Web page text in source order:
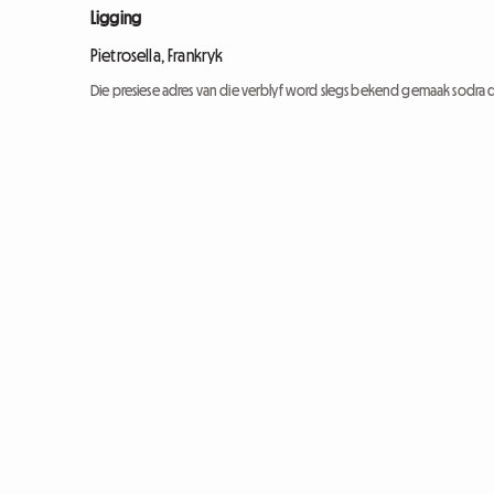
Ligging
Pietrosella, Frankryk
Die presiese adres van die verblyf word slegs bekend gemaak sodra